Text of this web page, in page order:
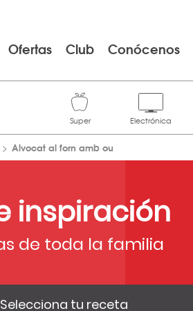
Ofertas Club Conócenos
Alvocat al forn amb ou
inspiración
de toda la familia
Selecciona tu receta